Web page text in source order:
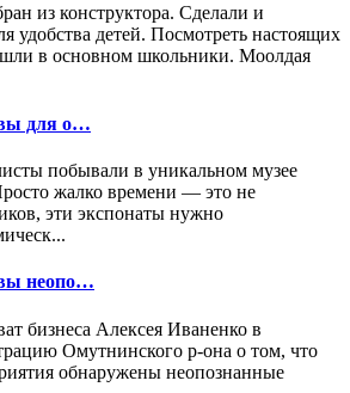
из конструктора. Cделали и
удобства детей. Посмотреть настоящих
в основном школьники. Моолдая
для о…
побывали в уникальном музее
жалко времени — это не
эти экспонаты нужно
неопо…
бизнеса Алексея Иваненко в
Омутнинского р-она о том, что
обнаружены неопознанные